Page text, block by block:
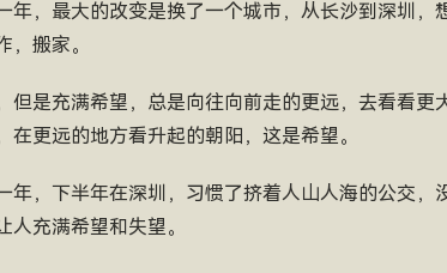
年，最大的改变是换了一个城市，从长沙到深圳
，搬家。
但是充满希望，总是向往向前走的更远，去看看
在更远的地方看升起的朝阳，这是希望。
年，下半年在深圳，习惯了挤着人山人海的公交
人充满希望和失望。